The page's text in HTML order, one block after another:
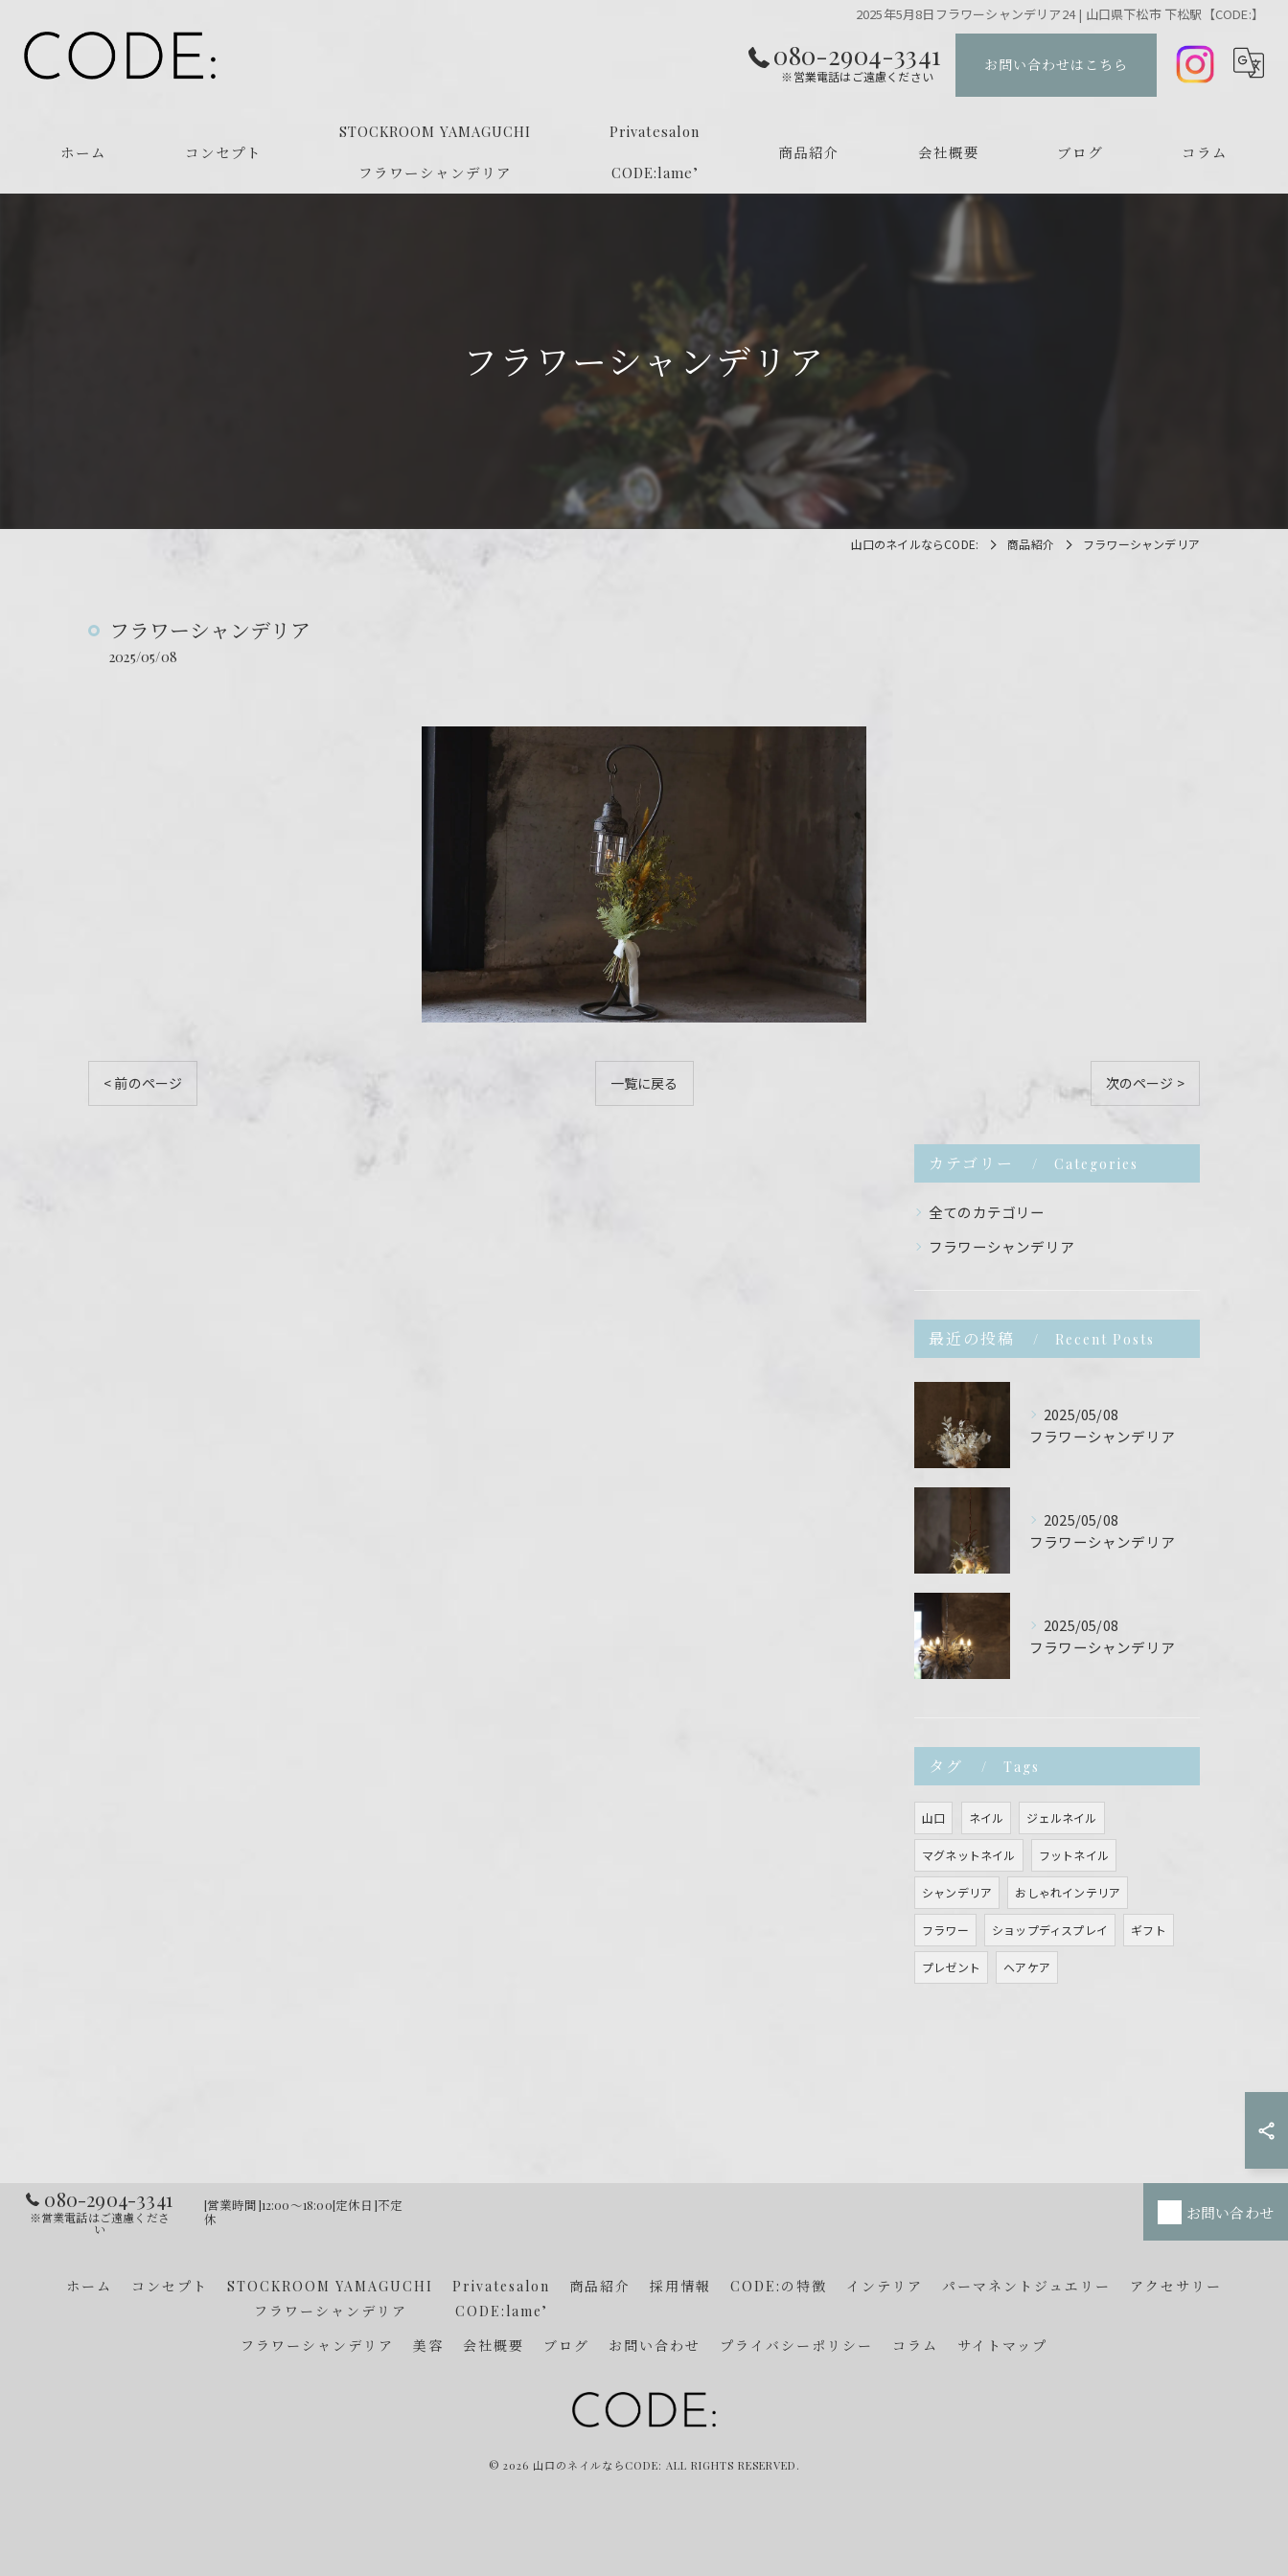
2025年5月8日フラワーシャンデリア24 | 山口県下松市 下松駅【CODE:】
080-2904-3341
※営業電話はご遠慮ください
お問い合わせはこちら
ホーム コンセプト
STOCKROOM YAMAGUCHI
フラワーシャンデリア
Privatesalon
CODE:lame’
商品紹介 会社概要 ブログ コラム
フラワーシャンデリア
山口のネイルならCODE: 商品紹介 フラワーシャンデリア
フラワーシャンデリア
2025/05/08
< 前のページ 一覧に戻る 次のページ >
カテゴリー Categories
全てのカテゴリー
フラワーシャンデリア
最近の投稿 Recent Posts
2025/05/08
フラワーシャンデリア
2025/05/08
フラワーシャンデリア
2025/05/08
フラワーシャンデリア
タグ Tags
山口 ネイル ジェルネイル
マグネットネイル フットネイル
シャンデリア おしゃれインテリア
フラワー ショップディスプレイ ギフト
プレゼント ヘアケア
080-2904-3341
※営業電話はご遠慮くださ
い
[営業時間]12:00～18:00[定休日]不定
休
お問い合わせ
ホーム コンセプト
STOCKROOM YAMAGUCHI
フラワーシャンデリア
Privatesalon
CODE:lame’
商品紹介 採用情報 CODE:の特徴 インテリア パーマネントジュエリー アクセサリー
フラワーシャンデリア 美容 会社概要 ブログ お問い合わせ プライバシーポリシー コラム サイトマップ
© 2026 山口のネイルならCODE: ALL RIGHTS RESERVED.